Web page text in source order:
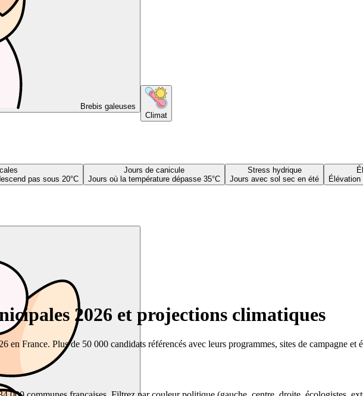
Brebis galeuses
Climat
pas sous 20°C
Jours de canicule
Jours où la température dépasse 35°C
Stress hydrique
Jours avec sol sec en été
2026 et projections climatiques
en France. Plus de 50 000 candidats référencés avec leurs programmes, sites de campagne et